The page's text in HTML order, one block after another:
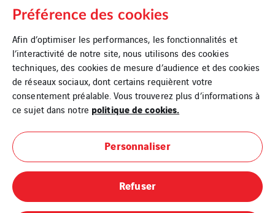
Mentions légales
Plan du site
Préférence des cookies
Afin d’optimiser les performances, les fonctionnalités et
l’interactivité de notre site, nous utilisons des cookies
techniques, des cookies de mesure d’audience et des cookies
de réseaux sociaux, dont certains requièrent votre
consentement préalable. Vous trouverez plus d’informations à
ce sujet dans notre politique de cookies.
Personnaliser
Refuser